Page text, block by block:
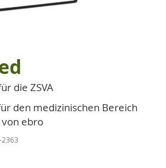
die ZSVA
den medizinischen Bereich
ebro